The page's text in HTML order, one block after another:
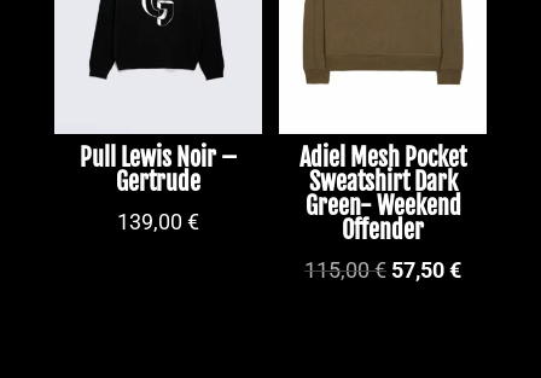
Pull Lewis Noir –
Gertrude
139,00€
Adiel Mesh Pocket
Sweatshirt Dark
Green- Weekend
Offender
115,00€ Le
57,50€Le